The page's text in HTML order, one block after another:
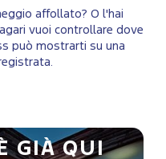
affollato? O l'hai
vuoi controllare dove
può mostrarti su una
GIÀ QUI